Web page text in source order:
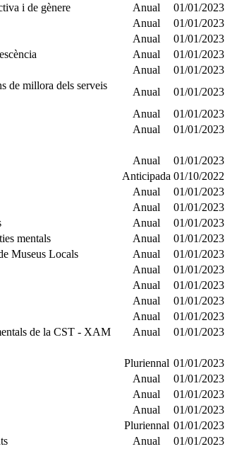
i de gènere
Anual 01/01/2023
Anual 01/01/2023
Anual 01/01/2023
Anual 01/01/2023
Anual 01/01/2023
de millora dels serveis
Anual 01/01/2023
Anual 01/01/2023
Anual 01/01/2023
Anual 01/01/2023
Anticipada 01/10/2022
Anual 01/01/2023
Anual 01/01/2023
Anual 01/01/2023
mentals
Anual 01/01/2023
Museus Locals
Anual 01/01/2023
Anual 01/01/2023
Anual 01/01/2023
Anual 01/01/2023
Anual 01/01/2023
de la CST - XAM
Anual 01/01/2023
Pluriennal 01/01/2023
Anual 01/01/2023
Anual 01/01/2023
Anual 01/01/2023
Pluriennal 01/01/2023
Anual 01/01/2023